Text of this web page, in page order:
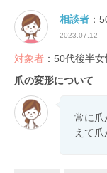
相談者 ：
2023.07.12
対象者 ：50代後半女
爪の変形について
常に爪
えて爪